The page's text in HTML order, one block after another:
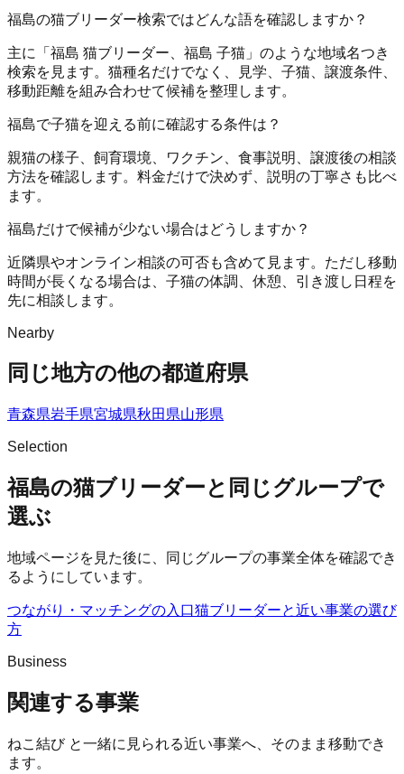
福島の猫ブリーダー検索ではどんな語を確認しますか？
主に「福島 猫ブリーダー、福島 子猫」のような地域名つき
検索を見ます。猫種名だけでなく、見学、子猫、譲渡条件、
移動距離を組み合わせて候補を整理します。
福島で子猫を迎える前に確認する条件は？
親猫の様子、飼育環境、ワクチン、食事説明、譲渡後の相談
方法を確認します。料金だけで決めず、説明の丁寧さも比べ
ます。
福島だけで候補が少ない場合はどうしますか？
近隣県やオンライン相談の可否も含めて見ます。ただし移動
時間が長くなる場合は、子猫の体調、休憩、引き渡し日程を
先に相談します。
Nearby
同じ地方の他の都道府県
青森県岩手県宮城県秋田県山形県
Selection
福島の猫ブリーダーと同じグループで
選ぶ
地域ページを見た後に、同じグループの事業全体を確認でき
るようにしています。
つながり・マッチングの入口猫ブリーダーと近い事業の選び
方
Business
関連する事業
ねこ結びと一緒に見られる近い事業へ、そのまま移動でき
ます。